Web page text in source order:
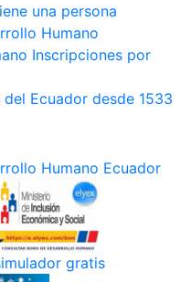
una persona
Humano
Inscripciones por
Ecuador desde 1533
Humano Ecuador
gratis